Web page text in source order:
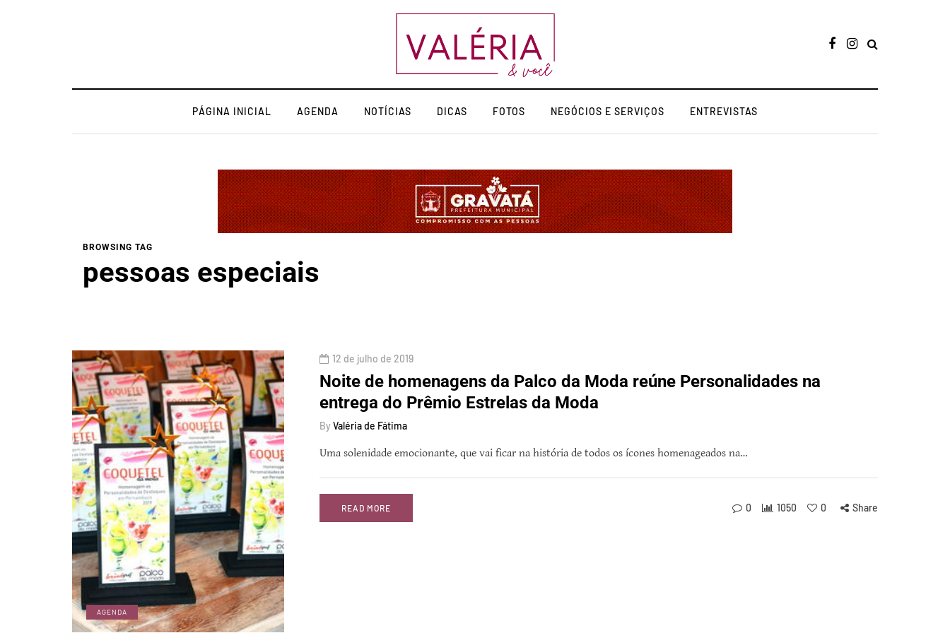
PÁGINA INICIAL AGENDA NOTÍCIAS DICAS FOTOS NEGÓCIOS E SERVIÇOS ENTREVISTAS
BROWSING TAG
pessoas especiais
AGENDA
12 de julho de 2019
Noite de homenagens da Palco da Moda reúne Personalidades na
entrega do Prêmio Estrelas da Moda
By Valéria de Fátima
Uma solenidade emocionante, que vai ficar na história de todos os ícones homenageados na…
READ MORE 0 1050 0 Share